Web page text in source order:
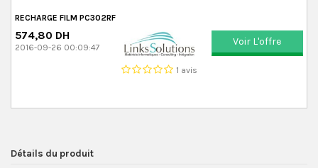
RECHARGE FILM PC302RF
574,80 DH
2016-09-26 00:09:47
1 avis
Voir L'offre
Détails du produit